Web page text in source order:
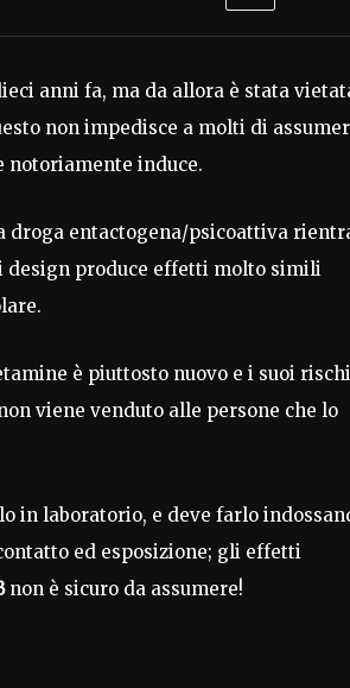
anni fa, ma da allora è stata
non impedisce a molti di
notoriamente induce.
droga entactogena/psicoattiva
design produce effetti molto simili
è piuttosto nuovo e i suoi rischi
viene venduto alle persone che lo
in laboratorio, e deve farlo
ed esposizione; gli effetti
non è sicuro da assumere!